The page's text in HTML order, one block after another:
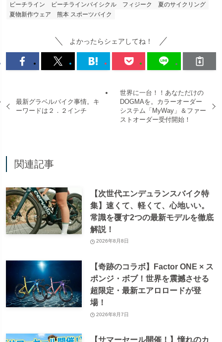
ビーチライン
ビーチラインバイシクル フィジーク
夏のサイクリング
夏物新作ウェア
熊本 スポーツバイク
よかったらシェアしてね！
最新グラベルバイク事情。キ
ーワードは２．２インチ
世界に一台！！あなただけの
DOGMAを。カラーオーダー
システム「MyWay」＆ファー
ストオーダー受付開始！
関連記事
【次世代エンデュランスバイク特
集】速くて、軽くて、心地いい。
常識を覆す2つの最新モデルを徹底
解説！
2026年8月8日
【奇跡のコラボ】Factor ONE × ス
ポンジ・ボブ！世界を震撼させる
超限定・最新エアロロードが登
場！
2026年8月7日
【サマーセール開催！】憧れのカ